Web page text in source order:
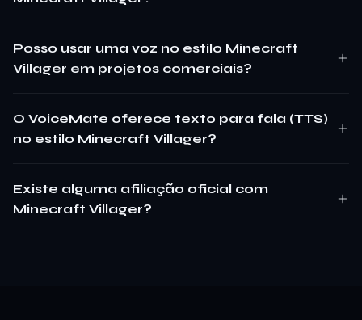
Posso usar uma voz no estilo Minecraft
Villager em projetos comerciais?
O VoiceMate oferece texto para fala (TTS)
no estilo Minecraft Villager?
Existe alguma afiliação oficial com
Minecraft Villager?